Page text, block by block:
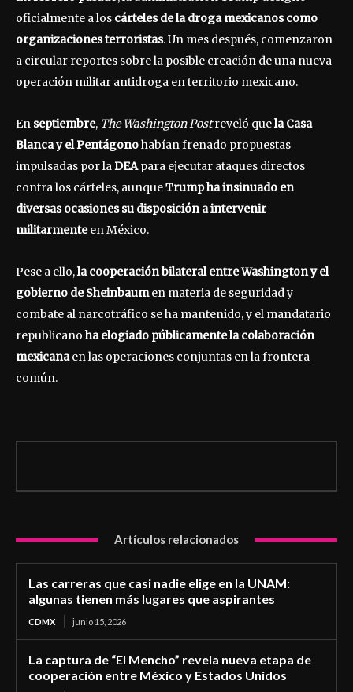
oficialmente a los cárteles de la droga mexicanos como
organizaciones terroristas. Un mes después, comenzaron
a circular reportes sobre la posible creación de una nueva
operación militar antidroga en territorio mexicano.
En septiembre, The Washington Postreveló quela Casa
Blanca y el Pentágonohabían frenado propuestas
impulsadas por laDEApara ejecutar ataques directos
contra los cárteles, aunqueTrump ha insinuado en
diversas ocasiones su disposición a intervenir
militarmenteen México.
Pese a ello,la cooperación bilateral entre Washington y el
gobierno de Sheinbaumen materia de seguridad y
combate al narcotráfico se ha mantenido, y el mandatario
republicanoha elogiado públicamente la colaboración
mexicanaen las operaciones conjuntas en la frontera
común.
Artículos relacionados
Las carreras que casi nadie elige en la UNAM:
algunas tienen más lugares que aspirantes
CDMX junio 15, 2026
La captura de “El Mencho” revela nueva etapa de
cooperación entre México y Estados Unidos